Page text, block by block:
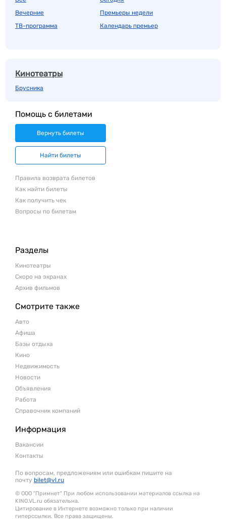
Вечерние
ТВ-программа
Премьеры недели
Календарь премьер
Кинотеатры
Брусника
Помощь с билетами
Вернуть билеты
Найти билеты
Правила возврата билетов
Как найти билеты
Как получить чек
Вопросы по билетам
Разделы
Кинотеатры
Скоро на экранах
Архив фильмов
Смотрите также
Авто
Афиша
Базы отдыха
Кино
Недвижимость
Новости
Объявления
Работа
Справочник компаний
Информация
Вакансии
Контакты
По вопросам, предложениям или ошибкам пишите на
почту bilet@vl.ru
© ООО "Примнет" При любом использовании материалов ссылка на
KINO.VL.ru обязательна.
Цитирование в Интернете возможно только при наличии
гиперссылки. Все права защищены.